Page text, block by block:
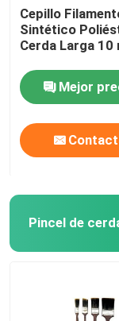
Brochas de la
Rodillo de
bolsos de la
Cepillo
Sintético
Cerda Larga 10
Mejor
Pincel de